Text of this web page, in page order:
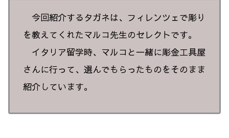
今回紹介するタガネは、フィレンツェで彫り
を教えてくれたマルコ先生のセレクトです。
イタリア留学時、マルコと一緒に彫金工具屋
さんに行って、選んでもらったものをそのまま
紹介しています。